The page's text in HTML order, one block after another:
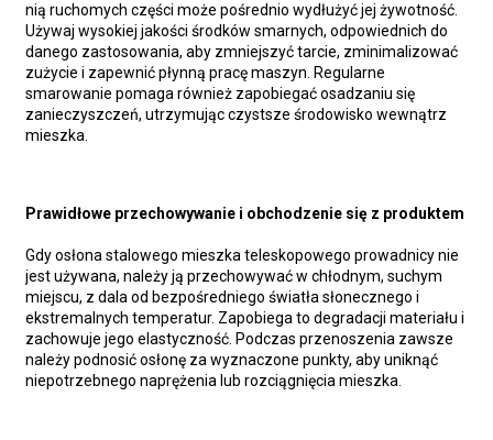
nią ruchomych części może pośrednio wydłużyć jej żywotność.
Używaj wysokiej jakości środków smarnych, odpowiednich do
danego zastosowania, aby zmniejszyć tarcie, zminimalizować
zużycie i zapewnić płynną pracę maszyn. Regularne
smarowanie pomaga również zapobiegać osadzaniu się
zanieczyszczeń, utrzymując czystsze środowisko wewnątrz
mieszka.
Prawidłowe przechowywanie i obchodzenie się z produktem
Gdy osłona stalowego mieszka teleskopowego prowadnicy nie
jest używana, należy ją przechowywać w chłodnym, suchym
miejscu, z dala od bezpośredniego światła słonecznego i
ekstremalnych temperatur. Zapobiega to degradacji materiału i
zachowuje jego elastyczność. Podczas przenoszenia zawsze
należy podnosić osłonę za wyznaczone punkty, aby uniknąć
niepotrzebnego naprężenia lub rozciągnięcia mieszka.